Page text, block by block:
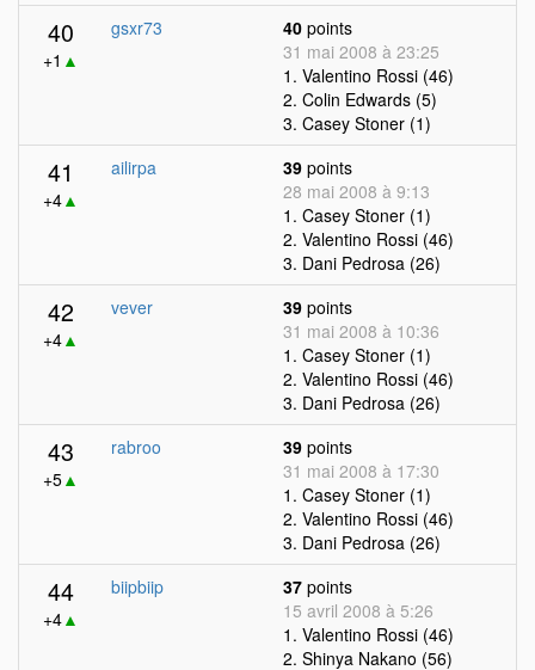
40
+1 ▲
gsxr73 40 points
31 mai 2008 à 23:25
1. Valentino Rossi (46)
2. Colin Edwards (5)
3. Casey Stoner (1)
41
+4▲
ailirpa 39 points
28 mai 2008 à 9:13
1. Casey Stoner (1)
2. Valentino Rossi (46)
3. Dani Pedrosa (26)
42
+4▲
vever 39 points
31 mai 2008 à 10:36
1. Casey Stoner (1)
2. Valentino Rossi (46)
3. Dani Pedrosa (26)
43
+5▲
rabroo 39 points
31 mai 2008 à 17:30
1. Casey Stoner (1)
2. Valentino Rossi (46)
3. Dani Pedrosa (26)
44
+4▲
biipbiip 37 points
15 avril 2008 à 5:26
1. Valentino Rossi (46)
2. Shinya Nakano (56)